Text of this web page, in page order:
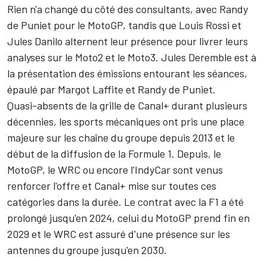
Rien n'a changé du côté des consultants, avec Randy
de Puniet pour le MotoGP, tandis que Louis Rossi et
Jules Danilo alternent leur présence pour livrer leurs
analyses sur le Moto2 et le Moto3. Jules Deremble est à
la présentation des émissions entourant les séances,
épaulé par Margot Laffite et Randy de Puniet.
Quasi-absents de la grille de Canal+ durant plusieurs
décennies, les sports mécaniques ont pris une place
majeure sur les chaîne du groupe depuis 2013 et le
début de la diffusion de la Formule 1. Depuis, le
MotoGP, le WRC ou encore l'IndyCar sont venus
renforcer l'offre et Canal+ mise sur toutes ces
catégories dans la durée. Le contrat avec la F1 a été
prolongé jusqu'en 2024, celui du MotoGP prend fin en
2029 et le WRC est assuré d'une présence sur les
antennes du groupe jusqu'en 2030.